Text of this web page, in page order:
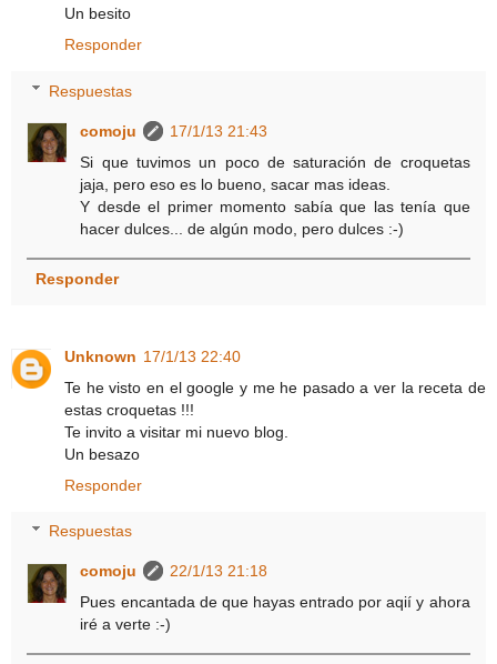
Un besito
Responder
Respuestas
comoju
17/1/13 21:43
Si que tuvimos un poco de saturación de croquetas
jaja, pero eso es lo bueno, sacar mas ideas.
Y desde el primer momento sabía que las tenía que
hacer dulces... de algún modo, pero dulces :-)
Responder
Unknown 17/1/13 22:40
Te he visto en el google y me he pasado a ver la receta de
estas croquetas !!!
Te invito a visitar mi nuevo blog.
Un besazo
Responder
Respuestas
comoju
22/1/13 21:18
Pues encantada de que hayas entrado por aqií y ahora
iré a verte :-)